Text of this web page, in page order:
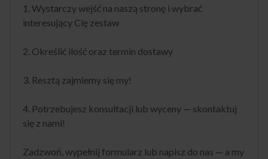
1. Wystarczy wejść na naszą stronę i wybrać
interesujący Cię zestaw
2. Określić ilość oraz termin dostawy
3. Resztą zajmiemy się my!
4. Potrzebujesz konsultacji lub wyceny — skontaktuj
się z nami!
Zadzwoń, wypełnij formularz lub napisz do nas — a my